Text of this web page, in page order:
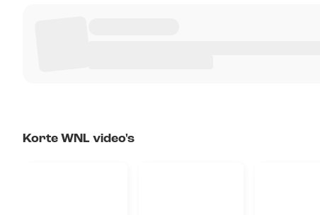
Korte WNL video's